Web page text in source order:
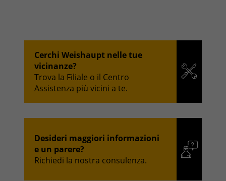
Cerchi Weishaupt nelle tue
vicinanze?
Trova la Filiale o il Centro
Assistenza più vicini a te.
Desideri maggiori informazioni
e un parere?
Richiedi la nostra consulenza.